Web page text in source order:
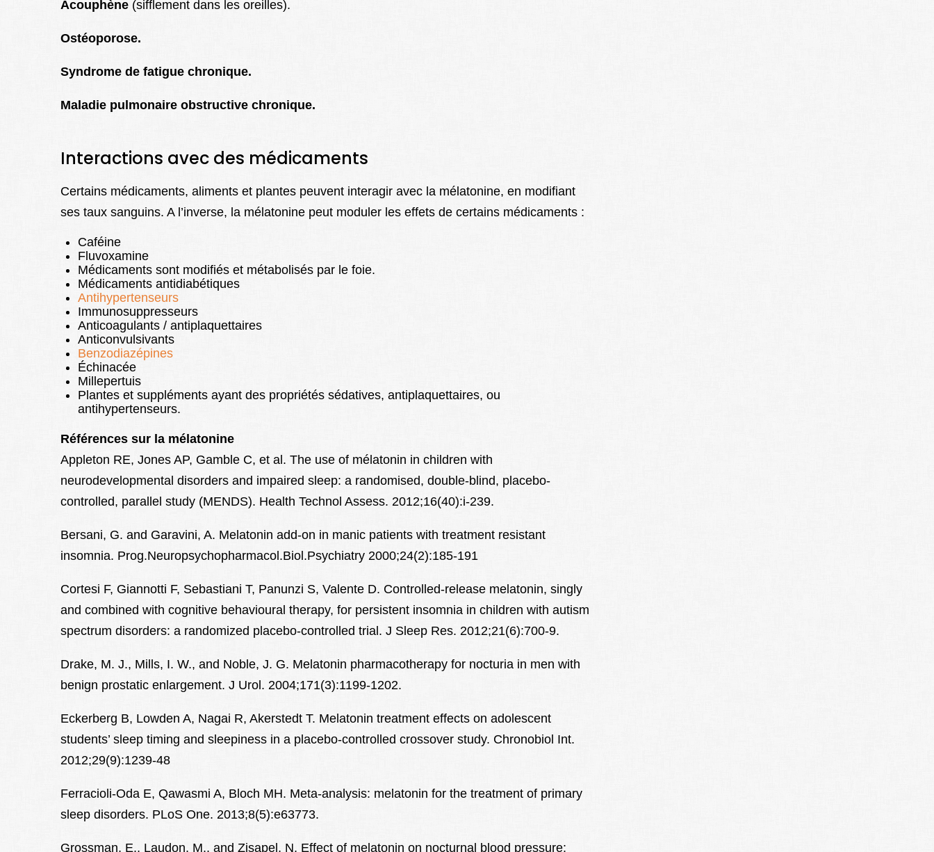
Acouphène (sifflement dans les oreilles).
Ostéoporose.
Syndrome de fatigue chronique.
Maladie pulmonaire obstructive chronique.
Interactions avec des médicaments
Certains médicaments, aliments et plantes peuvent interagir avec la mélatonine, en modifiant
ses taux sanguins. A l’inverse, la mélatonine peut moduler les effets de certains médicaments :
Caféine
Fluvoxamine
Médicaments sont modifiés et métabolisés par le foie.
Médicaments antidiabétiques
Antihypertenseurs
Immunosuppresseurs
Anticoagulants / antiplaquettaires
Anticonvulsivants
Benzodiazépines
Échinacée
Millepertuis
Plantes et suppléments ayant des propriétés sédatives, antiplaquettaires, ou
antihypertenseurs.
Références sur la mélatonine
Appleton RE, Jones AP, Gamble C, et al. The use of mélatonin in children with
neurodevelopmental disorders and impaired sleep: a randomised, double-blind, placebo-
controlled, parallel study (MENDS). Health Technol Assess. 2012;16(40):i-239.
Bersani, G. and Garavini, A. Melatonin add-on in manic patients with treatment resistant
insomnia. Prog.Neuropsychopharmacol.Biol.Psychiatry 2000;24(2):185-191
Cortesi F, Giannotti F, Sebastiani T, Panunzi S, Valente D. Controlled-release melatonin, singly
and combined with cognitive behavioural therapy, for persistent insomnia in children with autism
spectrum disorders: a randomized placebo-controlled trial. J Sleep Res. 2012;21(6):700-9.
Drake, M. J., Mills, I. W., and Noble, J. G. Melatonin pharmacotherapy for nocturia in men with
benign prostatic enlargement. J Urol. 2004;171(3):1199-1202.
Eckerberg B, Lowden A, Nagai R, Akerstedt T. Melatonin treatment effects on adolescent
students’ sleep timing and sleepiness in a placebo-controlled crossover study. Chronobiol Int.
2012;29(9):1239-48
Ferracioli-Oda E, Qawasmi A, Bloch MH. Meta-analysis: melatonin for the treatment of primary
sleep disorders. PLoS One. 2013;8(5):e63773.
Grossman, E., Laudon, M., and Zisapel, N. Effect of melatonin on nocturnal blood pressure: